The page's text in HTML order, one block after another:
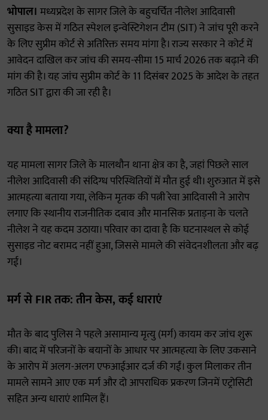
भोपाल। मध्यप्रदेश के सागर जिले के बहुचर्चित नीलेश आदिवासी
सुसाइड केस में गठित स्पेशल इन्वेस्टिगेशन टीम (SIT) ने जांच पूरी करने
के लिए सुप्रीम कोर्ट से अतिरिक्त समय मांगा है। राज्य सरकार ने कोर्ट में
आवेदन दाखिल कर जांच की समय-सीमा 15 मार्च 2026 तक बढ़ाने की
मांग की है। यह जांच सुप्रीम कोर्ट के 11 दिसंबर 2025 के आदेश के तहत
गठित SIT द्वारा की जा रही है।
क्या है मामला?
यह मामला सागर जिले के मालथौन थाना क्षेत्र का है, जहां पिछले साल
नीलेश आदिवासी की संदिग्ध परिस्थितियों में मौत हुई थी। शुरुआत में इसे
आत्महत्या बताया गया, लेकिन मृतक की पत्नी रेवा आदिवासी ने आरोप
लगाए कि स्थानीय राजनीतिक दबाव और मानसिक प्रताड़ना के चलते
नीलेश ने यह कदम उठाया। परिवार का दावा है कि घटनास्थल से कोई
सुसाइड नोट बरामद नहीं हुआ, जिससे मामले की संवेदनशीलता और बढ़
गई।
मर्ग से FIR तक: तीन केस, कई धाराएं
मौत के बाद पुलिस ने पहले असामान्य मृत्यु (मर्ग) कायम कर जांच शुरू
की। बाद में परिजनों के बयानों के आधार पर आत्महत्या के लिए उकसाने
के आरोप में अलग-अलग एफआईआर दर्ज की गईं। कुल मिलाकर तीन
मामले सामने आए एक मर्ग और दो आपराधिक प्रकरण जिनमें एट्रोसिटी
सहित अन्य धाराएं शामिल हैं।